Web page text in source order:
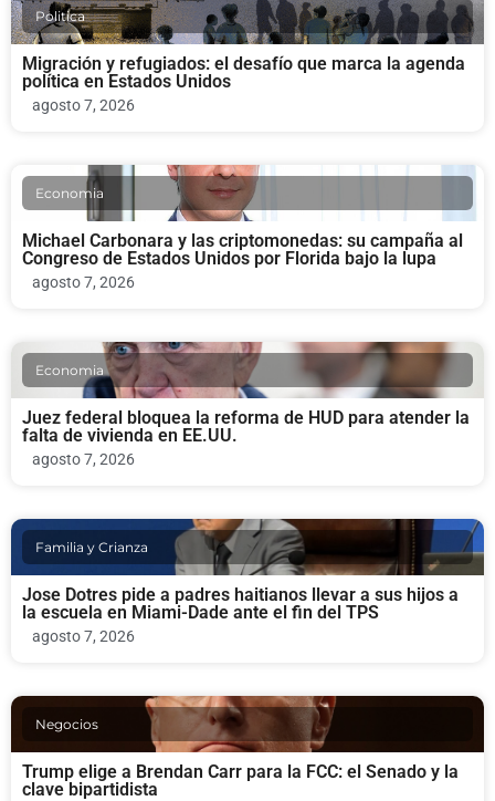
Politica
Migración y refugiados: el desafío que marca la agenda
política en Estados Unidos
agosto 7, 2026
Economia
Michael Carbonara y las criptomonedas: su campaña al
Congreso de Estados Unidos por Florida bajo la lupa
agosto 7, 2026
Economia
Juez federal bloquea la reforma de HUD para atender la
falta de vivienda en EE.UU.
agosto 7, 2026
Familia y Crianza
Jose Dotres pide a padres haitianos llevar a sus hijos a
la escuela en Miami-Dade ante el fin del TPS
agosto 7, 2026
Negocios
Trump elige a Brendan Carr para la FCC: el Senado y la
clave bipartidista